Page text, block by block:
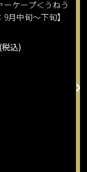
ーケープ＜うねう
月中旬～下旬】
込)